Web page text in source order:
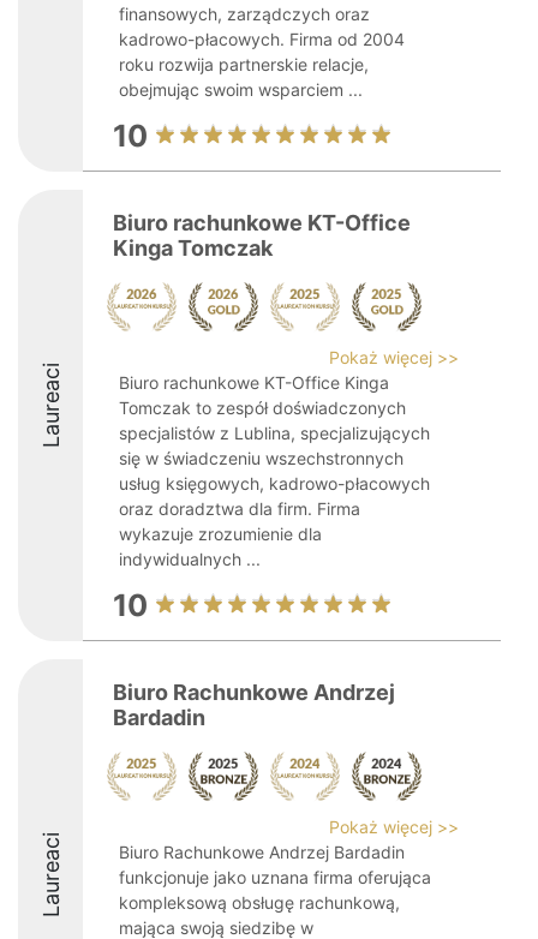
finansowych, zarządczych oraz
kadrowo-płacowych. Firma od 2004
roku rozwija partnerskie relacje,
obejmując swoim wsparciem ...
10
Laureaci
Biuro rachunkowe KT-Office
Kinga Tomczak
Pokaż więcej >>
Biuro rachunkowe KT-Office Kinga
Tomczak to zespół doświadczonych
specjalistów z Lublina, specjalizujących
się w świadczeniu wszechstronnych
usług księgowych, kadrowo-płacowych
oraz doradztwa dla firm. Firma
wykazuje zrozumienie dla
indywidualnych ...
10
Laureaci
Biuro Rachunkowe Andrzej
Bardadin
Pokaż więcej >>
Biuro Rachunkowe Andrzej Bardadin
funkcjonuje jako uznana firma oferująca
kompleksową obsługę rachunkową,
mająca swoją siedzibę w